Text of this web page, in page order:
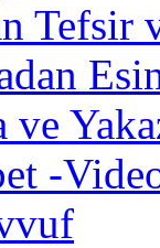
Tefsir
ve
-